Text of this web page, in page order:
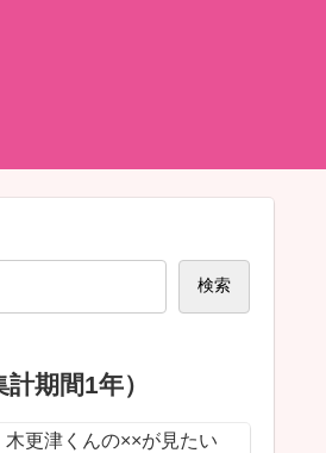
検索
期間1年）
木更津くんの××が見たい